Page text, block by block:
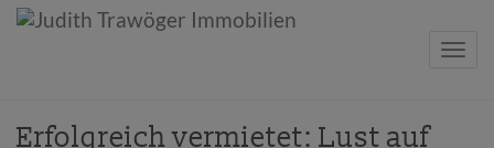
Erfolgreich vermietet: Lust auf